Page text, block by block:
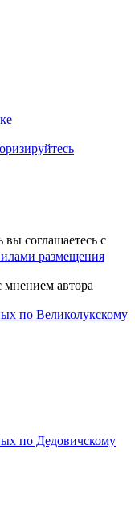
соглашаетесь с
размещения
автора
по Великолукскому
по Дедовичскому